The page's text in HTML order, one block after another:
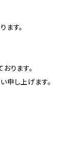
す。
ります。
申し上げます。